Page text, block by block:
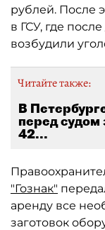
рублей. После
в ГСУ, где
возбудили
Читайте также:
В
перед судом
42...
"Гознак"
аренду все
заготовок